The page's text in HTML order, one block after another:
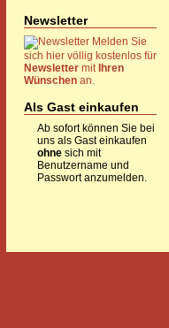
Newsletter
Melden Sie
sich hier völlig kostenlos für
Newsletter mit Ihren
Wünschen an.
Als Gast einkaufen
Ab sofort können Sie bei
uns als Gast einkaufen
ohne sich mit
Benutzername und
Passwort anzumelden.